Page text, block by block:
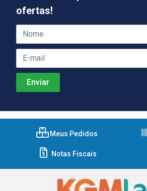
ofertas!
Meus Pedidos
Notas Fiscais